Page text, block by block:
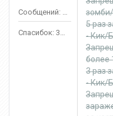
Сообщений: 1553
Спасибок: 3303
зомби/
5 раз
- Кик/
более
3 раз
- Кик/